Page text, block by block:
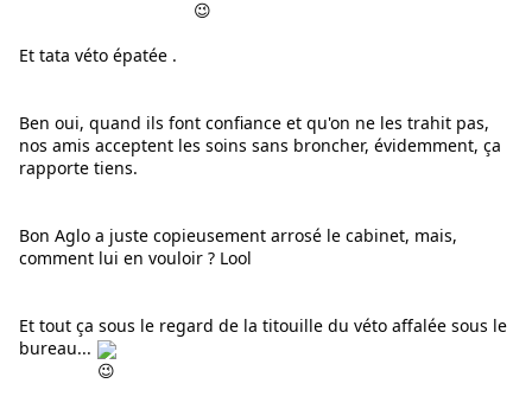
Et tata véto épatée .
Ben oui, quand ils font confiance et qu'on ne les trahit pas,
nos amis acceptent les soins sans broncher, évidemment, ça
rapporte tiens.
Bon Aglo a juste copieusement arrosé le cabinet, mais,
comment lui en vouloir ? Lool
Et tout ça sous le regard de la titouille du véto affalée sous le
bureau...